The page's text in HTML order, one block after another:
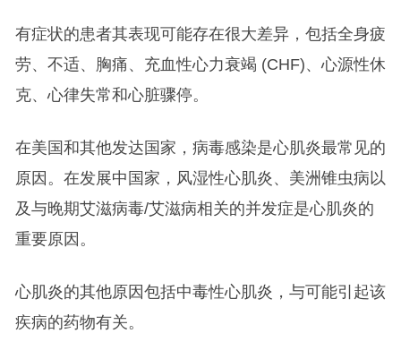
有症状的患者其表现可能存在很大差异，包括全身疲
劳、不适、胸痛、充血性心力衰竭 (CHF)、心源性休
克、心律失常和心脏骤停。
在美国和其他发达国家，病毒感染是心肌炎最常见的
原因。在发展中国家，风湿性心肌炎、美洲锥虫病以
及与晚期艾滋病毒/艾滋病相关的并发症是心肌炎的
重要原因。
心肌炎的其他原因包括中毒性心肌炎，与可能引起该
疾病的药物有关。